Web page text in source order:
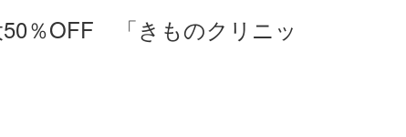
％OFF 「きものクリニッ